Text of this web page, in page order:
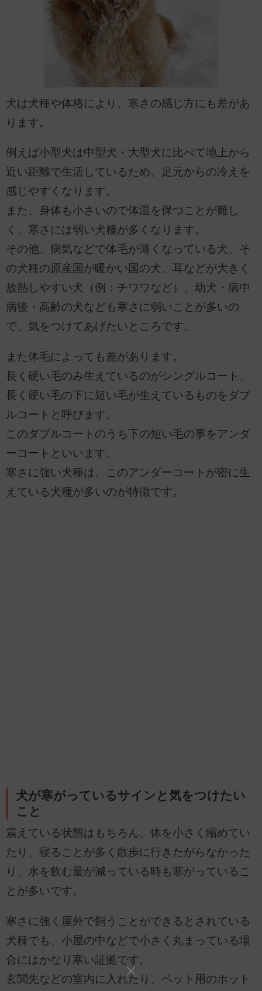
犬は犬種や体格により、寒さの感じ方にも差があ
ります。
例えば小型犬は中型犬・大型犬に比べて地上から
近い距離で生活しているため、足元からの冷えを
感じやすくなります。
また、身体も小さいので体温を保つことが難し
く、寒さには弱い犬種が多くなります。
その他、病気などで体毛が薄くなっている犬、そ
の犬種の原産国が暖かい国の犬、耳などが大きく
放熱しやすい犬（例：チワワなど）、幼犬・病中
病後・高齢の犬なども寒さに弱いことが多いの
で、気をつけてあげたいところです。
また体毛によっても差があります。
長く硬い毛のみ生えているのがシングルコート、
長く硬い毛の下に短い毛が生えているものをダブ
ルコートと呼びます。
このダブルコートのうち下の短い毛の事をアンダ
ーコートといいます。
寒さに強い犬種は、このアンダーコートが密に生
えている犬種が多いのが特徴です。
犬が寒がっているサインと気をつけたい
こと
震えている状態はもちろん、体を小さく縮めてい
たり、寝ることが多く散歩に行きたがらなかった
り、水を飲む量が減っている時も寒がっているこ
とが多いです。
寒さに強く屋外で飼うことができるとされている
犬種でも、小屋の中などで小さく丸まっている場
合にはかなり寒い証拠です。
玄関先などの室内に入れたり、ペット用のホット